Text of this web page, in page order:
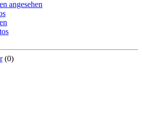
angesehen
(0)